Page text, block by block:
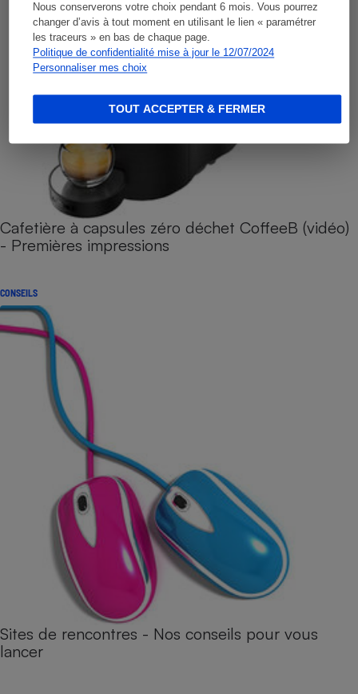
Nous conserverons votre choix pendant 6 mois. Vous pourrez
changer d’avis à tout moment en utilisant le lien « paramétrer
les traceurs » en bas de chaque page.
Politique de confidentialité mise à jour le 12/07/2024
Personnaliser mes choix
TOUT ACCEPTER & FERMER
Cafetière à capsules zéro déchet CoffeeB (vidéo)
- Premières impressions
CONSEILS
Sites de rencontres - Nos conseils pour vous
lancer